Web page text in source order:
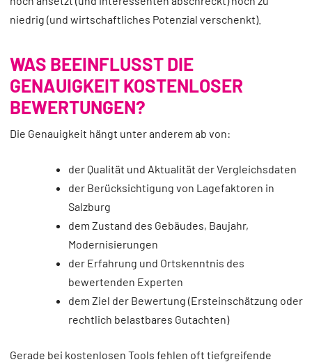
niedrig (und wirtschaftliches Potenzial verschenkt).
WAS BEEINFLUSST DIE
GENAUIGKEIT KOSTENLOSER
BEWERTUNGEN?
Die Genauigkeit hängt unter anderem ab von:
der Qualität und Aktualität der Vergleichsdaten
der Berücksichtigung von Lagefaktoren in
Salzburg
dem Zustand des Gebäudes, Baujahr,
Modernisierungen
der Erfahrung und Ortskenntnis des
bewertenden Experten
dem Ziel der Bewertung (Ersteinschätzung oder
rechtlich belastbares Gutachten)
Gerade bei kostenlosen Tools fehlen oft tiefgreifende